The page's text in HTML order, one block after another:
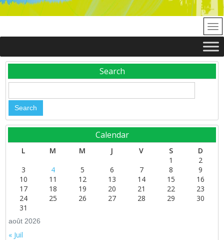
Search
Calendar
août 2026
L M M J V S
D
1
2
3
4 5 6 7 8
9
10
11 12 13 14 15
16
17
18 19 20 21 22
23
24
25 26 27 28 29
30
31
« Juil